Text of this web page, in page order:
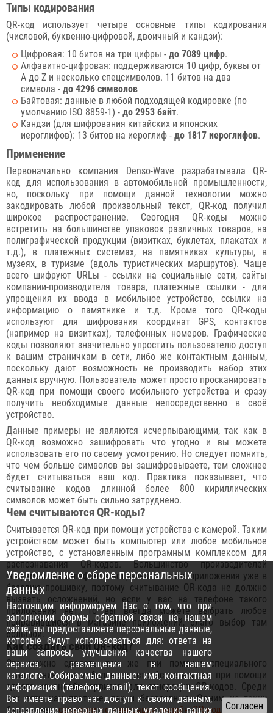
Типы кодирования
QR-код использует четыре основные типы кодирования
(числовой, буквенно-цифровой, двоичный и кандзи):
Цифровая: 10 битов на три цифры - до 7089 цифр.
Алфавитно-цифровая: поддерживаются 10 цифр, буквы от
A до Z и несколько спецсимволов. 11 битов на два
символа - до 4296 символов
Байтовая: данные в любой подходящей кодировке (по
умолчанию ISO 8859-1) - до 2953 байт.
Кандзи (для шифрования китайских и японских
иероглифов): 13 битов на иероглиф - до 1817 иероглифов.
Применение
Первоначально компания Denso-Wave разрабатывала QR-
код для использования в автомобильной промышленности,
но, поскольку при помощи данной технологии можно
закодировать любой произвольный текст, QR-код получил
широкое распространение. Сеогодня QR-коды можно
встретить на большинстве упаковок различных товаров, на
полиграфической продукции (визитках, буклетах, плакатах и
т.д.), в платежных системах, на памятниках культуры, в
музеях, в туризме (вдоль туристических маршрутов). Чаще
всего шифруют URLы - ссылки на социальные сети, сайты
компании-производителя товара, платежные ссылки - для
упрощения их ввода в мобильное устройство, ссылки на
информацию о памятнике и т.д. Кроме того QR-коды
используют для шифрования координат GPS, контактов
(например на визитках), телефонных номеров. Графические
коды позволяют значительно упростить пользователю доступ
к вашим страничкам в сети, либо же контактным данным,
поскольку дают возможность не производить набор этих
данных вручную. Пользователь может просто просканировать
QR-код при помощи своего мобильного устройства и сразу
получить необходимые данные непосредственно в своё
устройство.
Данные примеры не являются исчерпывающими, так как в
QR-код возможно зашифровать что угодно и вы можете
использовать его по своему усмотрению. Но следует помнить,
что чем больше символов вы зашифровываете, тем сложнее
будет считываться ваш код. Практика показывает, что
считывание кодов длинной более 800 кириллических
символов может быть сильно затруднено.
Чем считываются QR-коды?
Считывается QR-код при помощи устройства с камерой. Таким
устройством может быть компьютер или любое мобильное
устройство, с установленным програмным комплексом для
распознавания QR-кодов. Большинство производителей
современных телефонов встраивают такие приложения уже в
базовую прошивку, поэтому считывание QR-кода не должно
вызвать осложнений, но если у вас на телефоне такого
приложения нет, то вы всегда можете выбрать любое
понравившиеся в магазине приложений, благо выбор там
большой.
Как создать свой QR-код?
Это можно сделать так же при помощи специального
приложения для мобильного устройства или же при помощи
одного из онлайн-сервисов для генерации QR-кодов. Среди
них есть как платные, так и бесплатные. Одним из таких
бесплатныхсервисов по генерации онлайн QR-кода является
Уведомление о сборе персональных
данных
Настоящим информируем Вас о том, что при
заполнении формы обратной связи на нашем
сайте, вы предоставляете персональные данные,
которые будут использоваться для: ответа на
ваши запросы, улучшения качества нашего
сервиса, размещения в нашем
каталоге. Собираемые данные: имя, контактная
информация (телефон, email), текст сообщения.
Вы имеете право на: доступ к своим данным,
исправление неверных данных, удаление ваших